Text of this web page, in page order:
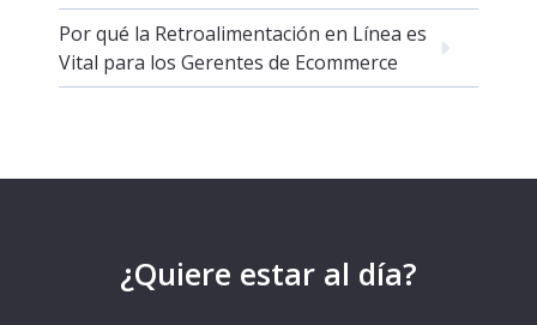
Por qué la Retroalimentación en Línea es
Vital para los Gerentes de Ecommerce
¿Quiere estar al día?